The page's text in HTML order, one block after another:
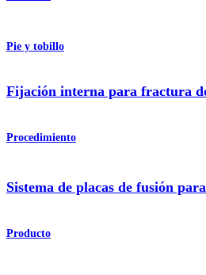
Pie y tobillo
Fijación interna para fractura
Procedimiento
Sistema de placas de fusión
Producto